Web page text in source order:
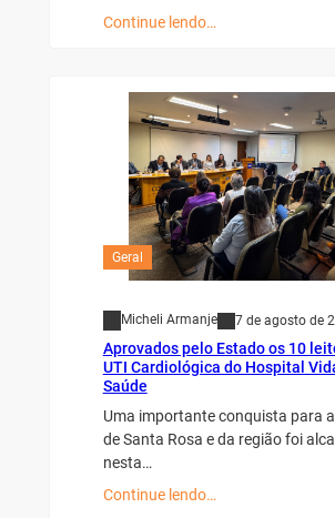
Continue lendo…
Geral
Micheli Armanje 7 de agosto de
Aprovados pelo Estado os 10
UTI Cardiológica do Hospital
Saúde
Uma importante conquista para
de Santa Rosa e da região foi
nesta…
Continue lendo…